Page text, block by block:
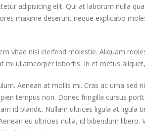
adipisicing elit. Qui at laborum nulla
maxime deserunt neque explicabo
vitae nisi eleifend molestie. Aliquam
mi ullamcorper lobortis. In et metus
Aenean at mollis mi. Cras ac urna sed
tempus non. Donec fringilla cursus
id blandit. Nullam ultrices ligula at ligula
eu ultricies nulla, id bibendum libero.